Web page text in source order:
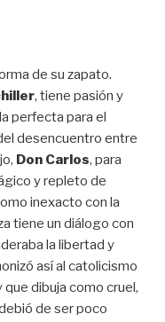
de su zapato.
, tiene pasión y
perfecta para el
desencuentro entre
Don Carlos, para
y repleto de
inexacto con la
tiene un diálogo con
la libertad y
así al catolicismo
dibuja como cruel,
de ser poco